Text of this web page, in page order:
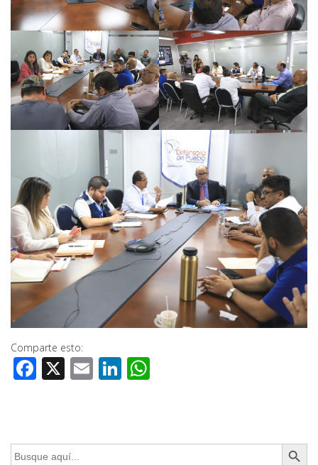
Comparte esto:
Facebook
X EmailLinkedIn
Buscar: Botón de